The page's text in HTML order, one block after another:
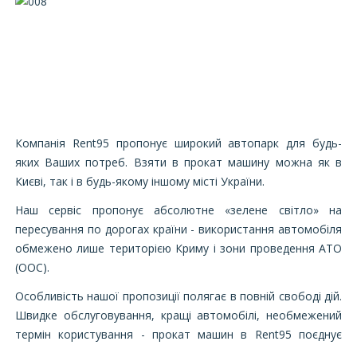
Компанія Rent95 пропонує широкий автопарк для будь-
яких Ваших потреб. Взяти в прокат машину можна як в
Києві, так і в будь-якому іншому місті України.
Наш сервіс пропонує абсолютне «зелене світло» на
пересування по дорогах країни - використання автомобіля
обмежено лише територією Криму і зони проведення АТО
(ООС).
Особливість нашої пропозиції полягає в повній свободі дій.
Швидке обслуговування, кращі автомобілі, необмежений
термін користування - прокат машин в Rent95 поєднує